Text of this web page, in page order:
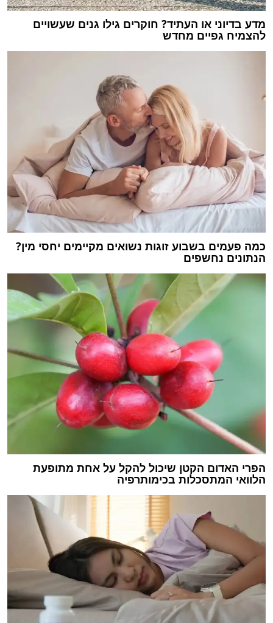
מדע בדיוני או העתיד? חוקרים גילו גנים שעשויים
להצמיח גפיים מחדש
כמה פעמים בשבוע זוגות נשואים מקיימים יחסי מין?
הנתונים נחשפים
הפרי האדום הקטן שיכול להקל על אחת מתופעת
הלוואי המתסכלות בכימותרפיה